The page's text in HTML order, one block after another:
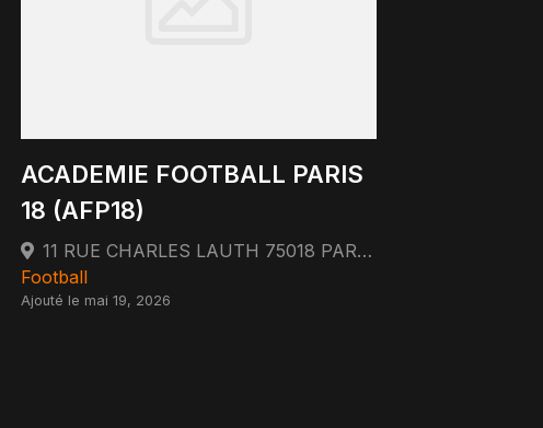
ACADEMIE FOOTBALL PARIS
18 (AFP18)
11 RUE CHARLES LAUTH 75018 PARIS 75018 Paris
Football
Ajouté le mai 19, 2026